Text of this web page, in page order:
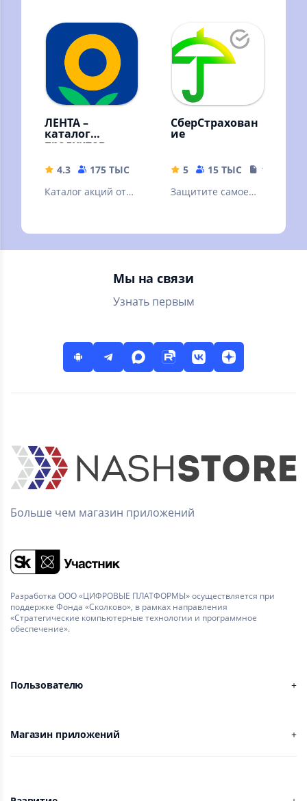
Первый
ЛЕНТА –
каталог
продуктов
4.3 175 ТЫС
167.45 MB
Каталог акций от
включено в карту
лояльности!
СберСтрахован
ие
5 15 ТЫС
188.31
Защитите самое
Мы на связи
Узнать первым
Больше чем магазин приложений
Разработка ООО «ЦИФРОВЫЕ ПЛАТФОРМЫ» осуществляется при
поддержке Фонда «Сколково», в рамках направления
«Стратегические компьютерные технологии и программное
обеспечение».
Пользователю
Магазин приложений